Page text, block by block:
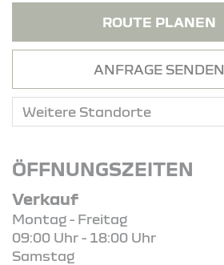
ROUTE PLANEN
ANFRAGE SENDEN
ÖFFNUNGSZEITEN
Verkauf
Montag - Freitag
09:00 Uhr - 18:00 Uhr
Samstag